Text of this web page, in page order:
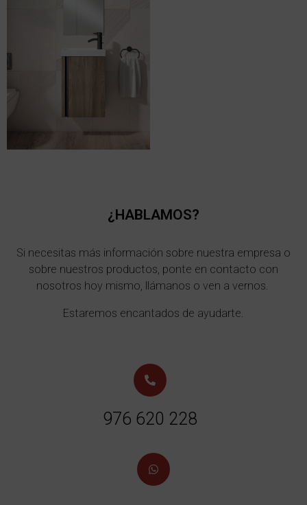
¿HABLAMOS?
Si necesitas más información sobre nuestra empresa o
sobre nuestros productos, ponte en contacto con
nosotros hoy mismo, llámanos o ven a vernos.
Estaremos encantados de ayudarte.
976 620 228